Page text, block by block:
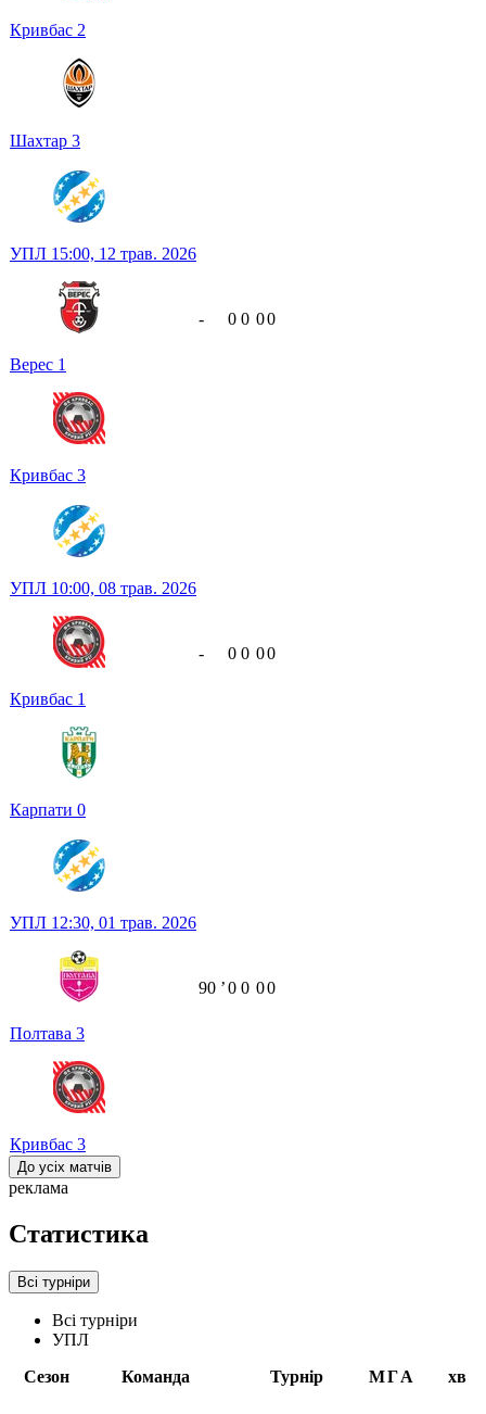
Кривбас 2
Шахтар 3
УПЛ 15:00, 12 трав. 2026
Верес 1
Кривбас 3
- 0 0 00
УПЛ 10:00, 08 трав. 2026
Кривбас 1
Карпати 0
- 0 0 00
УПЛ 12:30, 01 трав. 2026
Полтава 3
Кривбас 3
90 ʼ0 0 00
До усіх матчів
реклама
Статистика
Всі турніри
Всі турніри
УПЛ
Сезон
Команда Турнір МГА хв